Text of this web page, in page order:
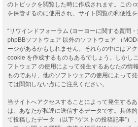
のトピックを閲覧した時に作成されます。この
を保管するのに使用され、サイト閲覧の利便性を
“リワインドフォーラム (ヨーヨーに関する質問・
phpBBソフトウェア 以外のソフトウェア （
ージがあるかもしれません。それらの中にはア
cookie を作成するものもあるでしょう。しかし
フトウェア の使用によって発生するあなたの情
ものであり、他のソフトウェアの使用によって
ては関知しない点にご注意ください。
当サイトへアクセスすることによって発生する
は、あなたが私達に送信するデータです。具体
て投稿したデータ （以下 “ゲストの投稿記事”）